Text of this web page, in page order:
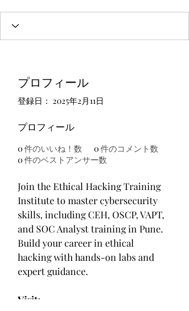
プロフィール
登録日： 2025年2月11日
プロフィール
0件のいいね！数 0件のコメント数
0件のベストアンサー数
Join the Ethical Hacking Training
Institute to master cybersecurity
skills, including CEH, OSCP, VAPT,
and SOC Analyst training in Pune.
Build your career in ethical
hacking with hands-on labs and
expert guidance.
Visit:-